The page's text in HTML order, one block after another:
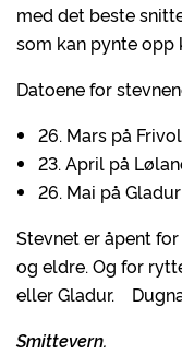
med det beste
som kan pynte
Datoene for
26. Mars på
23. April på
26. Mai på
Stevnet er åpent
og eldre. Og for
eller Gladur.
Smittevern.